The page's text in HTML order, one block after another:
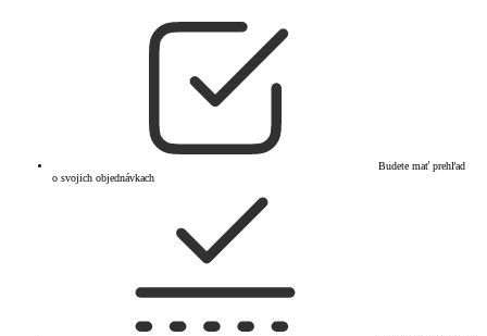
Budete mať prehľad
o svojich objednávkach